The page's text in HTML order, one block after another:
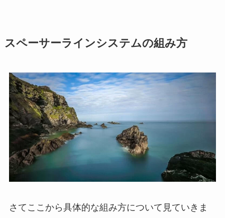
スペーサーラインシステムの組み方
さてここから具体的な組み方について見ていきま